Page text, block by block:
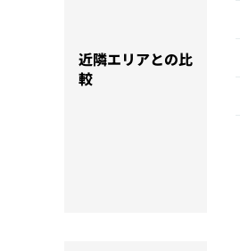
近隣エリアとの比
較